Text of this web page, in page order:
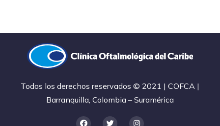
Todos los derechos reservados © 2021 | COFCA |
Barranquilla, Colombia – Suramérica